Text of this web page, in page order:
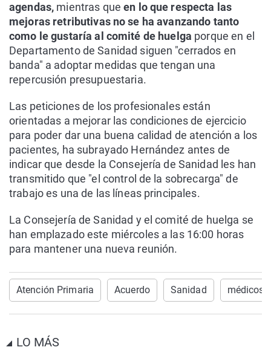
agendas, mientras queen lo que respecta las
mejoras retributivas no se ha avanzando tanto
como le gustaría al comité de huelga porque en el
Departamento de Sanidad siguen "cerrados en
banda" a adoptar medidas que tengan una
repercusión presupuestaria.
Las peticiones de los profesionales están
orientadas a mejorar las condiciones de ejercicio
para poder dar una buena calidad de atención a los
pacientes, ha subrayado Hernández antes de
indicar que desde la Consejería de Sanidad les han
transmitido que "el control de la sobrecarga" de
trabajo es una de las líneas principales.
La Consejería de Sanidad y el comité de huelga se
han emplazado este miércoles a las 16:00 horas
para mantener una nueva reunión.
Atención Primaria Acuerdo Sanidad médicos
LO MÁS